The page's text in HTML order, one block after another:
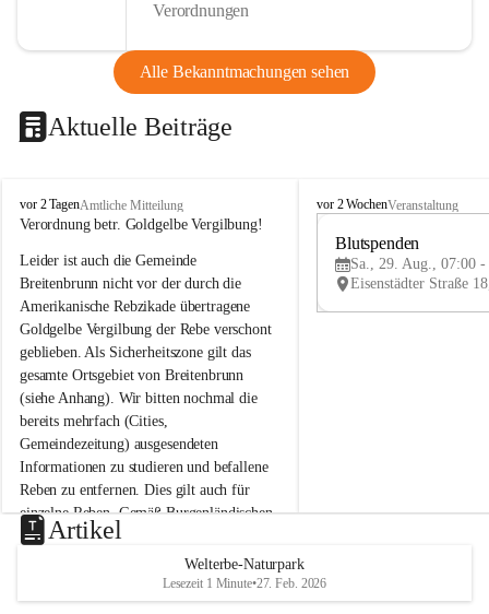
Verordnungen
Alle Bekanntmachungen sehen
Aktuelle Beiträge
B
r
i
t
e
n
b
r
u
n
n
a
m
N
e
u
s
d
vor 2 TagenAmtliche Mitteilung
Verordnung betr. Goldgelbe Vergilbung!
Leider ist auch die Gemeinde
Breitenbrunn nicht vor der durch die
Amerikanische Rebzikade übertragene
Goldgelbe Vergilbung der Rebe verschont
geblieben. Als Sicherheitszone gilt das
gesamte Ortsgebiet von Breitenbrunn
(siehe Anhang). Wir bitten nochmal die
bereits mehrfach (Cities,
Gemeindezeitung) ausgesendeten
Informationen zu studieren und befallene
Reben zu entfernen. Dies gilt auch für
einzelne Reben. Gemäß Burgenländischen
Weinbaugesetz sind nicht gepflegte oder
unzulässige Weingärten zu roden! Bitte
helfen wir zusammen um unsere Winzer
vor den prognostizierten Ernteausfällen
B
e
u
e
d
vor 2 WochenVeranstaltung
Blutspenden
Sa., 29. Aug., 07:00 -
Artikel
Welterbe-Naturpark
Lesezeit 1 Minute•27. Feb. 2026